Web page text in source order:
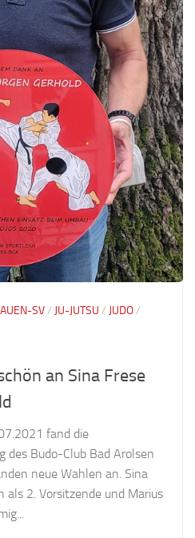
SV/ JU-JUTSU / JUDO/
an Sina Frese
fand die
des Budo-Club Bad Arolsen
neue Wahlen an. Sina
als 2. Vorsitzende und Marius